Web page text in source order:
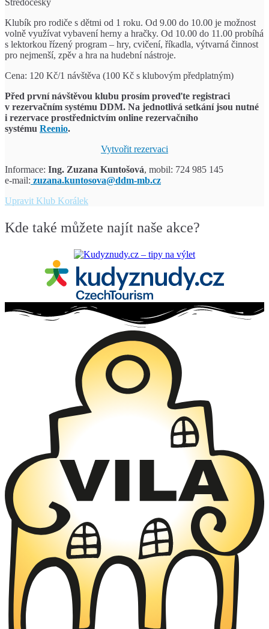
Středočeský
Klubík pro rodiče s dětmi od 1 roku. Od 9.00 do 10.00 je možnost
volně využívat vybavení herny a hračky. Od 10.00 do 11.00 probíhá
s lektorkou řízený program – hry, cvičení, říkadla, výtvarná činnost
pro nejmenší, zpěv a hra na hudební nástroje.
Cena: 120 Kč/1 návštěva (100 Kč s klubovým předplatným)
Před první návštěvou klubu prosím proveďte registraci
v rezervačním systému DDM. Na jednotlivá setkání jsou nutné
i rezervace prostřednictvím online rezervačního
systému Reenio.
Vytvořit rezervaci
Informace: Ing. Zuzana Kuntošová, mobil: 724 985 145
e-mail: zuzana.kuntosova@ddm-mb.cz
Upravit Klub Korálek
Kde také můžete najít naše akce?